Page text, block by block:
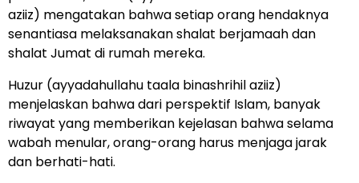
aziiz) mengatakan bahwa setiap orang hendaknya
senantiasa melaksanakan shalat berjamaah dan
shalat Jumat di rumah mereka.
Huzur (ayyadahullahu taala binashrihil aziiz)
menjelaskan bahwa dari perspektif Islam, banyak
riwayat yang memberikan kejelasan bahwa selama
wabah menular, orang-orang harus menjaga jarak
dan berhati-hati.